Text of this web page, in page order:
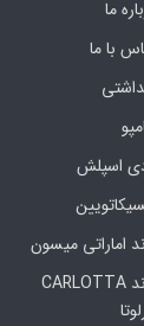
ما
با ما
اسپلش
اماراتی میسون
برند CARLOTTA